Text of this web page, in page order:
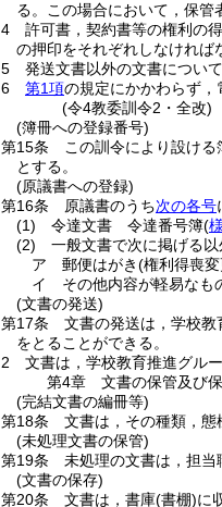
る。
この場合において，保管
4
許可書，契約書等の権利の
の押印をそれぞれしなければ
5
発送文書以外の文書につい
6
第1項の規定にかかわらず，
(令4教委訓令2・全改)
(簿冊への登録番号)
第15条
この訓令により設け
とする。
(原議書への登録)
第16条
原議書のうち次の各号
(1)
令達文書 令達番号簿(
(2)
一般文書で次に掲げる
ア
郵便はがき(権利得喪
イ
その他内容が軽易なも
(文書の発送)
第17条
文書の発送は，学校教
をとることができる。
2
文書は，学校教育推進グル
第4章
文書の保管及び
(完結文書の編冊等)
第18条
文書は，その種類，態
(未処理文書の保管)
第19条
未処理の文書は，担当
(文書の保存)
第20条
文書は，書庫(書棚)に